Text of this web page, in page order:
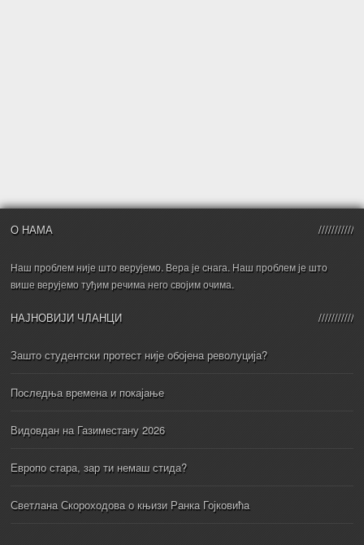
О НАМА
Наш проблем није што верујемо. Вера је снага. Наш проблем је што
више верујемо туђим речима него својим очима.
НАЈНОВИЈИ ЧЛАНЦИ
Зашто студентски протест није обојена револуција?
Последња времена и покајање
Видовдан на Газиместану 2026
Европо стара, зар ти немаш стида?
Светлана Скороходова о књизи Ранка Гојковића